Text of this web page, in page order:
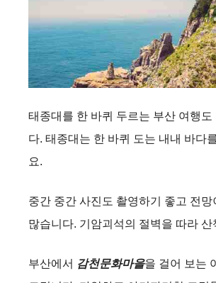
태종대를 한 바퀴 두르는 부산 여행도
다. 태종대는 한 바퀴 도는 내내 바다
요.
중간 중간 사진도 촬영하기 좋고 전망
많습니다. 기암괴석의 절벽을 따라 산
부산에서 감천문화마을을 걸어 보는